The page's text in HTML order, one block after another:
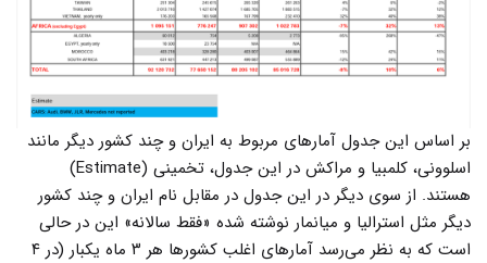
بر اساس این جدول آمارهای مربوط به ایران و چند کشور دیگر مانند
اسلوونی، کلمبیا و مراکش در این جدول، تخمینی (Estimate)
هستند. از سوی دیگر در این جدول در مقابل نام ایران و چند کشور
دیگر مثل استرالیا و میانمار نوشته شده «فقط سالانه» این در حالی
است که به نظر می‌رسد آمارهای اغلب کشورها هر ۳ ماه یکبار (در ۴